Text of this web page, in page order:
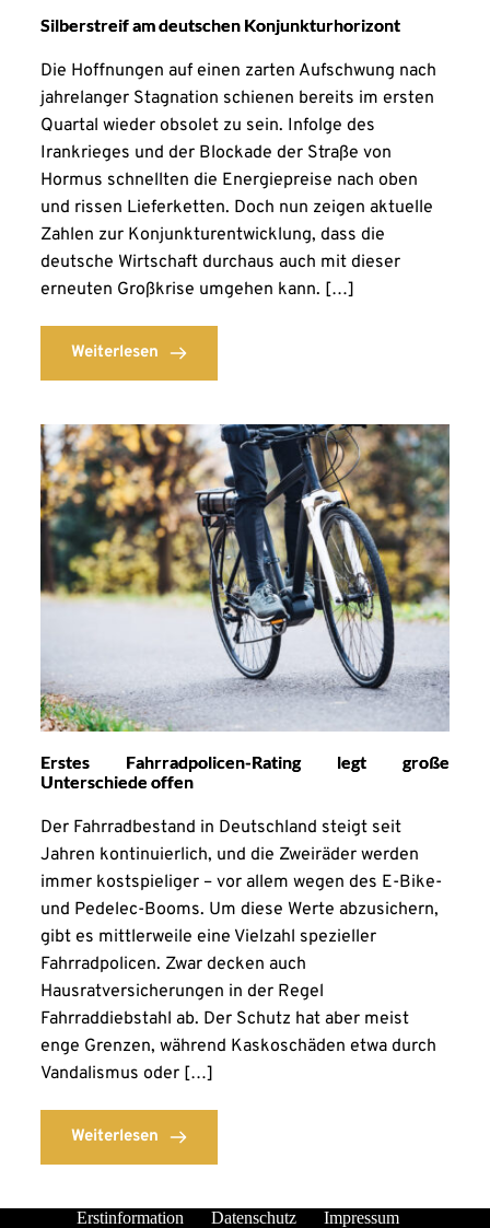
Silberstreif am deutschen Konjunkturhorizont
Die Hoffnungen auf einen zarten Aufschwung nach
jahrelanger Stagnation schienen bereits im ersten
Quartal wieder obsolet zu sein. Infolge des
Irankrieges und der Blockade der Straße von
Hormus schnellten die Energiepreise nach oben
und rissen Lieferketten. Doch nun zeigen aktuelle
Zahlen zur Konjunkturentwicklung, dass die
deutsche Wirtschaft durchaus auch mit dieser
erneuten Großkrise umgehen kann. […]
Weiterlesen
Erstes Fahrradpolicen-Rating legt große
Unterschiede offen
Der Fahrradbestand in Deutschland steigt seit
Jahren kontinuierlich, und die Zweiräder werden
immer kostspieliger – vor allem wegen des E-Bike-
und Pedelec-Booms. Um diese Werte abzusichern,
gibt es mittlerweile eine Vielzahl spezieller
Fahrradpolicen. Zwar decken auch
Hausratversicherungen in der Regel
Fahrraddiebstahl ab. Der Schutz hat aber meist
enge Grenzen, während Kaskoschäden etwa durch
Vandalismus oder […]
Weiterlesen
Erstinformation Datenschutz Impressum